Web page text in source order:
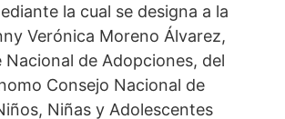
la cual se designa a la
Verónica Moreno Álvarez,
Nacional de Adopciones, del
Consejo Nacional de
Niñas y Adolescentes